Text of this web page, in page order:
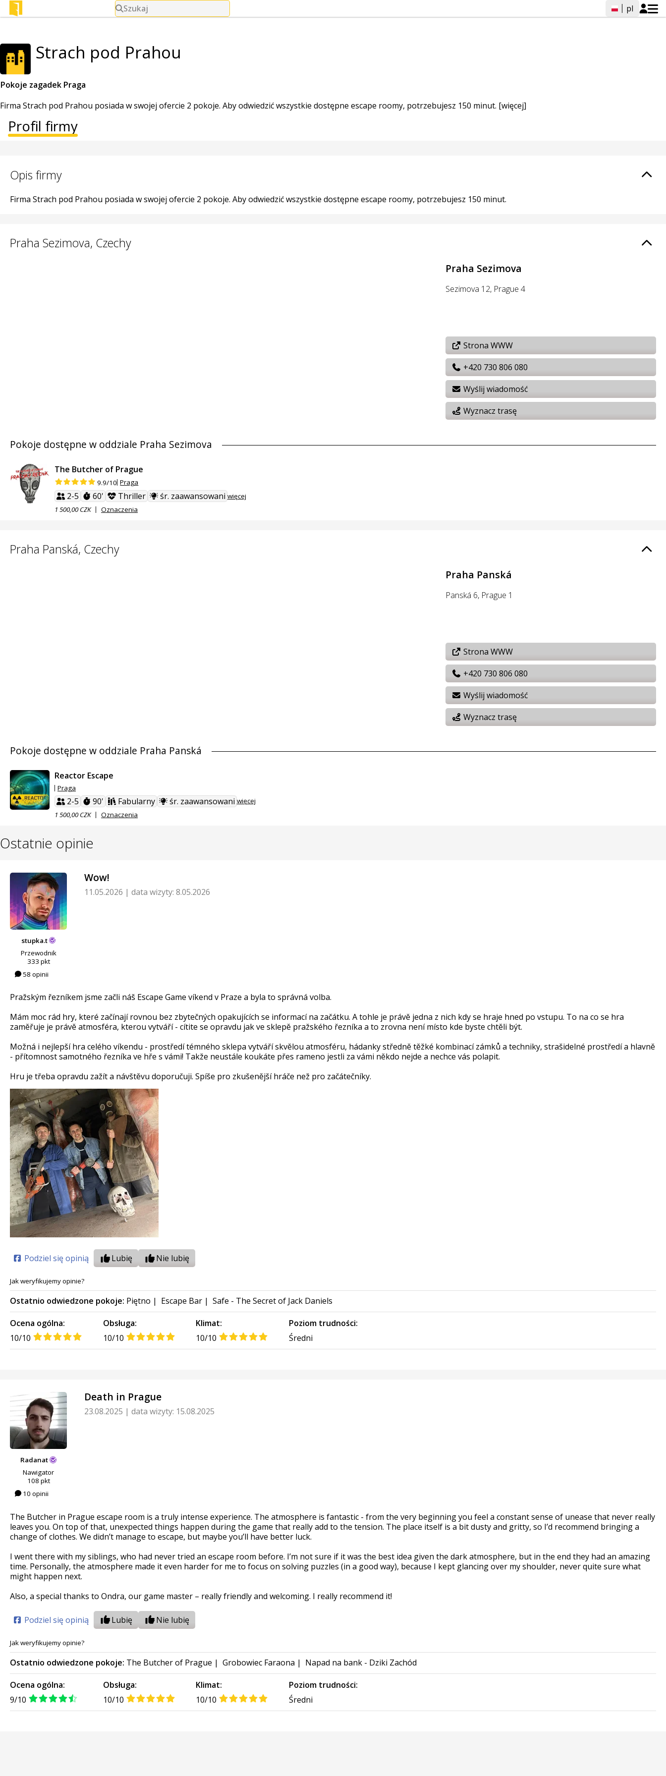
Szukaj pl
Strach pod Prahou
Pokoje zagadek Praga
Firma Strach pod Prahou posiada w swojej ofercie 2 pokoje. Aby odwiedzić wszystkie dostępne escape roomy, potrzebujesz 150 minut. [więcej]
Profil firmy
Opis firmy
Firma Strach pod Prahou posiada w swojej ofercie 2 pokoje. Aby odwiedzić wszystkie dostępne escape roomy, potrzebujesz 150 minut.
Praha Sezimova, Czechy
Praha Sezimova
Sezimova 12, Prague 4
Strona WWW
+420 730 806 080
Wyślij wiadomość
Wyznacz trasę
Pokoje dostępne w oddziale Praha Sezimova
The Butcher of Prague
9.9/10 Praga
2-5 60' Thriller śr. zaawansowani więcej
1 500,00 CZK
Oznaczenia
Praha Panská, Czechy
Praha Panská
Panská 6, Prague 1
Strona WWW
+420 730 806 080
Wyślij wiadomość
Wyznacz trasę
Pokoje dostępne w oddziale Praha Panská
Reactor Escape
Praga
2-5 90' Fabularny śr. zaawansowani więcej
1 500,00 CZK
Oznaczenia
Ostatnie opinie
stupka.t
Przewodnik
333 pkt
58 opinii
Wow!
11.05.2026 | data wizyty: 8.05.2026
Pražským řezníkem jsme začli náš Escape Game víkend v Praze a byla to správná volba.
Mám moc rád hry, které začínají rovnou bez zbytečných opakujících se informací na začátku. A tohle je právě jedna z nich kdy se hraje hned po vstupu. To na co se hra
zaměřuje je právě atmosféra, kterou vytváří - cítite se opravdu jak ve sklepě pražského řezníka a to zrovna není místo kde byste chtěli být.
Možná i nejlepší hra celého víkendu - prostředí témného sklepa vytváří skvělou atmosféru, hádanky středně těžké kombinací zámků a techniky, strašidelné prostředí a hlavně
- přítomnost samotného řezníka ve hře s vámi! Takže neustále koukáte přes rameno jestli za vámi někdo nejde a nechce vás polapit.
Hru je třeba opravdu zažít a návštěvu doporučuji. Spíše pro zkušenější hráče než pro začátečníky.
Podziel się opinią Lubię Nie lubię
Jak weryfikujemy opinie?
Ostatnio odwiedzone pokoje: Piętno | Escape Bar | Safe - The Secret of Jack Daniels
Ocena ogólna:
10/10
Obsługa:
10/10
Klimat:
10/10
Poziom trudności:
Średni
Radanat
Nawigator
108 pkt
10 opinii
Death in Prague
23.08.2025 | data wizyty: 15.08.2025
The Butcher in Prague escape room is a truly intense experience. The atmosphere is fantastic - from the very beginning you feel a constant sense of unease that never really
leaves you. On top of that, unexpected things happen during the game that really add to the tension. The place itself is a bit dusty and gritty, so I’d recommend bringing a
change of clothes. We didn’t manage to escape, but maybe you’ll have better luck.
I went there with my siblings, who had never tried an escape room before. I’m not sure if it was the best idea given the dark atmosphere, but in the end they had an amazing
time. Personally, the atmosphere made it even harder for me to focus on solving puzzles (in a good way), because I kept glancing over my shoulder, never quite sure what
might happen next.
Also, a special thanks to Ondra, our game master – really friendly and welcoming. I really recommend it!
Podziel się opinią Lubię Nie lubię
Jak weryfikujemy opinie?
Ostatnio odwiedzone pokoje: The Butcher of Prague | Grobowiec Faraona | Napad na bank - Dziki Zachód
Ocena ogólna:
9/10
Obsługa:
10/10
Klimat:
10/10
Poziom trudności:
Średni